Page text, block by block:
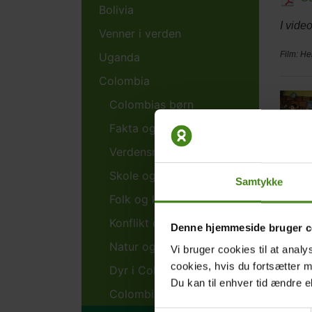
Samtykke
Denne hjemmeside bruger
Vi bruger cookies til at
cookies, hvis du fortsætter
Du kan til enhver tid ændre
I
Film:
Main
Body
Lyt til
Bolivia
Venner i verden
Uganda
Colombia
Colombias børn
Fakta og historie
Verdensmålene i Colombia
Skole og hverdag
Folk og kultur
Konflikt og fred
Natur og klima
Dyr i Colombia
Colombia med alle sanser